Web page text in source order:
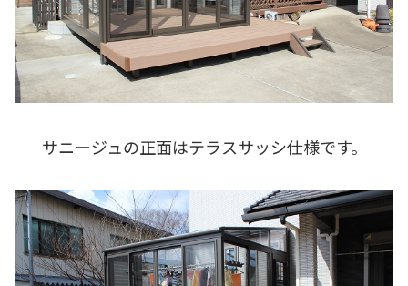
サニージュの正面はテラスサッシ仕様です。